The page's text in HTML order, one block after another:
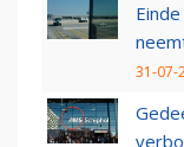
31-07-